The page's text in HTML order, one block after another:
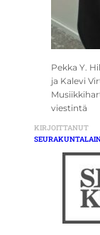
Pekka Y.
ja Kalevi
viestintä
KIRJOITTANUT